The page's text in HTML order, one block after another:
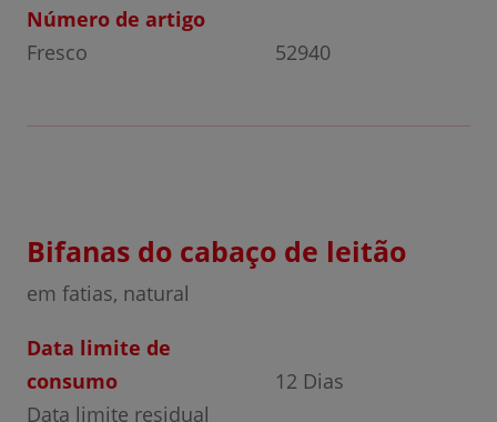
Número de artigo
Fresco
52940
Bifanas do cabaço de leitão
em fatias, natural
Data limite de
consumo
Data limite residual
12 Dias